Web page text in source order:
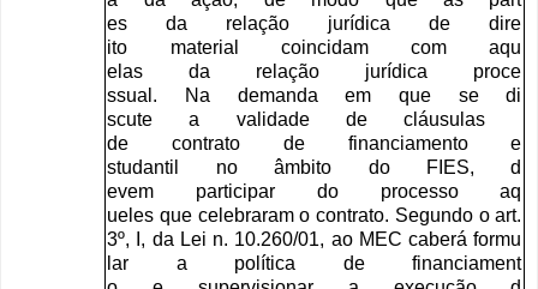
es
da relação jurídica de
dire
ito
material coincidam com
aqu
elas
da relação jurídica
proce
ssual . Na demanda em que se
di
scute
a validade de
cláusulas
de
contrato de financiamento
e
studantil
no âmbito do FIES,d
evem
participar do processo
aq
ueles que celebraram o contrato. Segundo o art.
3º, , da Lei n. 10.260/01, ao MEC caberá formu
lar
a política de
financiament